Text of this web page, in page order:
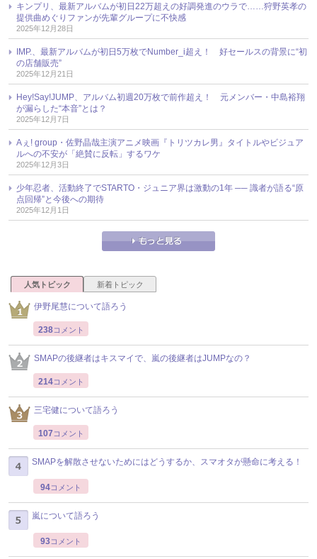
キンプリ、最新アルバムが初日22万超えの好調発進のウラで……狩野英孝の
提供曲めぐりファンが先輩グループに不快感
2025年12月28日
IMP.、最新アルバムが初日5万枚でNumber_i超え！ 好セールスの背景に“初
の店舗販売”
2025年12月21日
Hey!Say!JUMP、アルバム初週20万枚で前作超え！ 元メンバー・中島裕翔
が漏らした“本音”とは？
2025年12月7日
Aぇ! group・佐野晶哉主演アニメ映画『トリツカレ男』タイトルやビジュア
ルへの不安が「絶賛に反転」するワケ
2025年12月3日
少年忍者、活動終了でSTARTO・ジュニア界は激動の1年 ── 識者が語る“原
点回帰”と今後への期待
2025年12月1日
人気トピック 新着トピック
伊野尾慧について語ろう
238コメント
SMAPの後継者はキスマイで、嵐の後継者はJUMPなの？
214コメント
三宅健について語ろう
107 コメント
SMAPを解散させないためにはどうするか、スマオタが懸命に考える！
94コメント
嵐について語ろう
93コメント